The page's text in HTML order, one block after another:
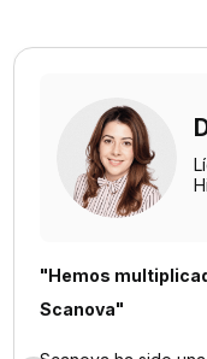
Mojtaba
Director
“Scanova ha
invaluable para